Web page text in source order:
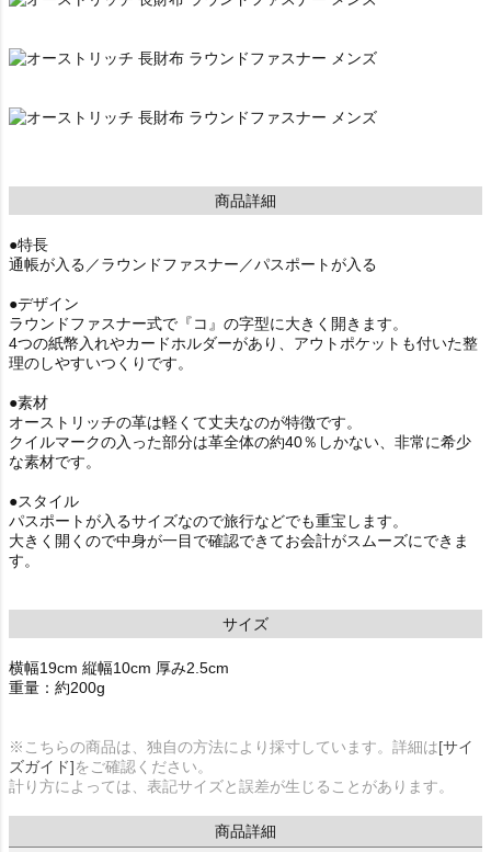
商品詳細
●特長
通帳が入る／ラウンドファスナー／パスポートが入る
●デザイン
ラウンドファスナー式で『コ』の字型に大きく開きます。
4つの紙幣入れやカードホルダーがあり、アウトポケットも付いた整
理のしやすいつくりです。
●素材
オーストリッチの革は軽くて丈夫なのが特徴です。
クイルマークの入った部分は革全体の約40％しかない、非常に希少
な素材です。
●スタイル
パスポートが入るサイズなので旅行などでも重宝します。
大きく開くので中身が一目で確認できてお会計がスムーズにできま
す。
サイズ
横幅19cm 縦幅10cm 厚み2.5cm
重量：約200g
※こちらの商品は、独自の方法により採寸しています。詳細は[サイ
ズガイド]をご確認ください。
計り方によっては、表記サイズと誤差が生じることがあります。
商品詳細